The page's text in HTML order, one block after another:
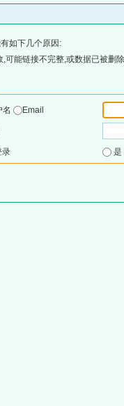
如下几个原因:
可能链接不完整,或数据已被删
名
Email
录